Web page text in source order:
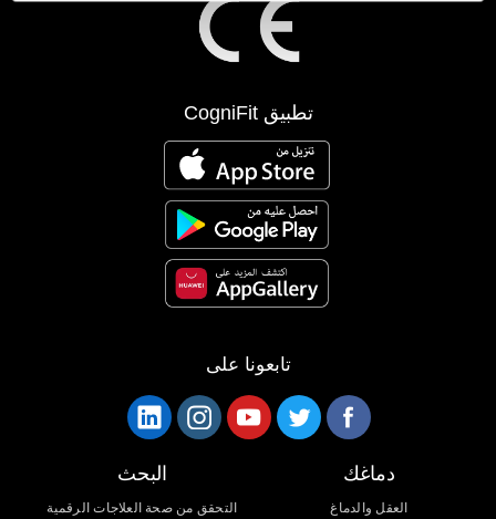
تطبيق CogniFit
تابعونا على
دماغك
العقل والدماغ
البحث
التحقق من صحة العلاجات الرقمية